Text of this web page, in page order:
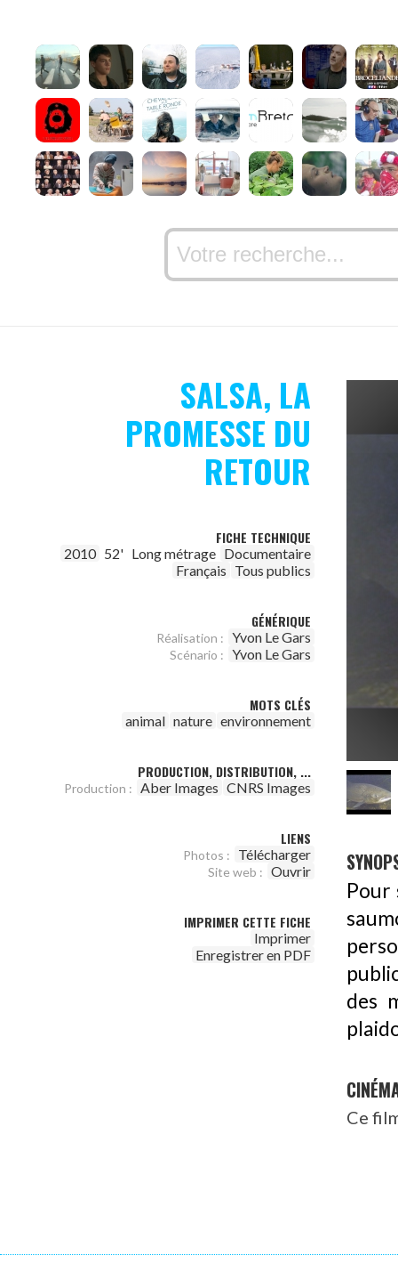
SALSA, LA
PROMESSE DU
RETOUR
FICHE TECHNIQUE
2010 52' Long métrage Documentaire
Français Tous publics
GÉNÉRIQUE
Réalisation : Yvon Le Gars
Scénario : Yvon Le Gars
MOTS CLÉS
animal nature environnement
PRODUCTION, DISTRIBUTION, ...
Production : Aber Images CNRS Images
LIENS
Photos : Télécharger
Site web : Ouvrir
IMPRIMER CETTE FICHE
Imprimer
Enregistrer en PDF
Pour
des
Ce